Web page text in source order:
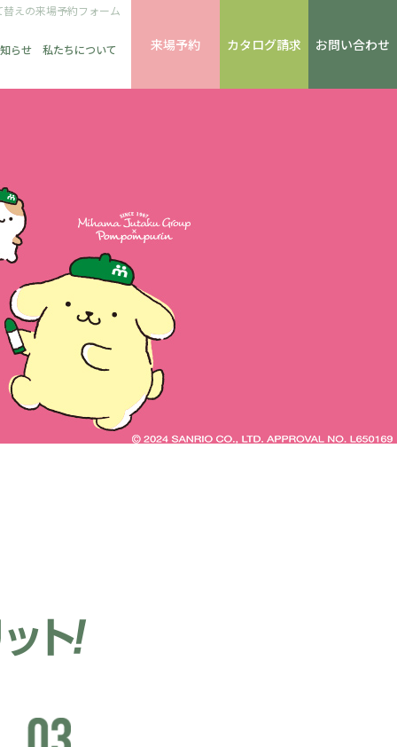
えの来場予約フォーム
らせ 私たちについて 来場予約 カタログ請求 お問い合わせ